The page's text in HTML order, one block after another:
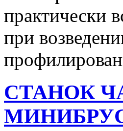
практически
при
СТАНОК